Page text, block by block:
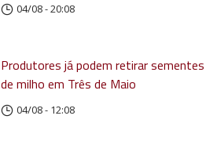
04/08 - 20:08
Produtores já podem retirar sementes
de milho em Três de Maio
04/08 - 12:08